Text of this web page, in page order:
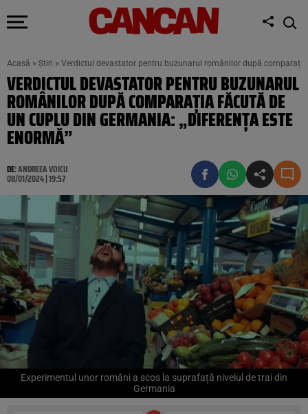
Acasă » Știri » Verdictul devastator pentru buzunarul românilor după
VERDICTUL DEVASTATOR PENTRU BUZUNARUL
ROMÂNILOR DUPĂ COMPARAȚIA FĂCUTĂ DE
UN CUPLU DIN GERMANIA: „DIFERENȚA ESTE
ENORMĂ”
DE:ANDREEA VOICU
08/01/2024 | 19:57
Experimentul unor români a scos la suprafață nivelul de trai din
Germania